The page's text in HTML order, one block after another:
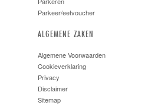
Parkeer/eetvoucher
ALGEMENE ZAKEN
Algemene Voorwaarden
Cookieverklaring
Privacy
Disclaimer
Sitemap